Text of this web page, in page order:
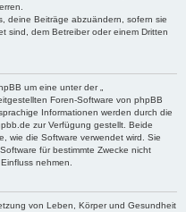
deine Beiträge abzuändern, sofern sie
sind, dem Betreiber oder einem Dritten
um eine unter der „
Foren-Software von phpBB
Informationen werden durch die
zur Verfügung gestellt. Beide
wie die Software verwendet wird. Sie
für bestimmte Zwecke nicht
nehmen.
von Leben, Körper und Gesundheit